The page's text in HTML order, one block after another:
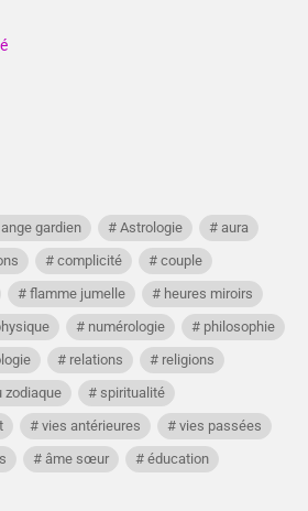
ange gardien Astrologie
aura
complicité
couple
flamme jumelle
heures miroirs
numérologie
philosophie
relations
religions
zodiaque
spiritualité
vies antérieures
vies passées
âme sœur éducation